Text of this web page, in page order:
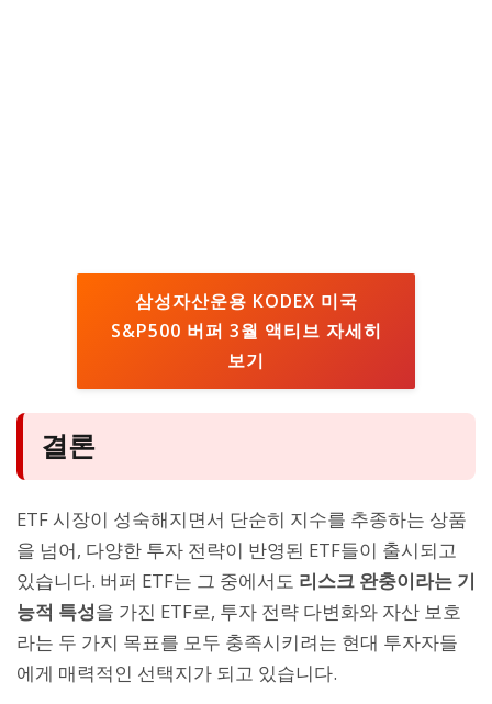
삼성자산운용 KODEX 미국
S&P500 버퍼 3월 액티브 자세히
보기
결론
ETF 시장이 성숙해지면서 단순히 지수를 추종하는 상품
을 넘어, 다양한 투자 전략이 반영된 ETF들이 출시되고
있습니다. 버퍼 ETF는 그 중에서도 리스크 완충이라는 기
능적 특성을 가진 ETF로, 투자 전략 다변화와 자산 보호
라는 두 가지 목표를 모두 충족시키려는 현대 투자자들
에게 매력적인 선택지가 되고 있습니다.